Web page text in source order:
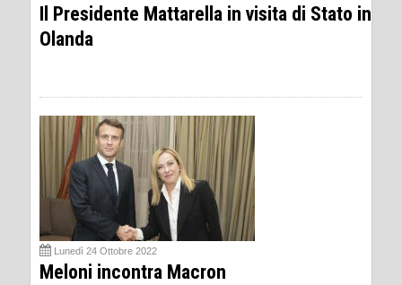
Il Presidente Mattarella in visita di Stato in
Olanda
Lunedì 24 Ottobre 2022
Meloni incontra Macron